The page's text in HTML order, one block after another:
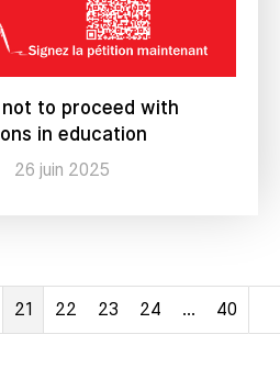
to proceed with
in education
26 juin 2025
21 22 23 24 … 40